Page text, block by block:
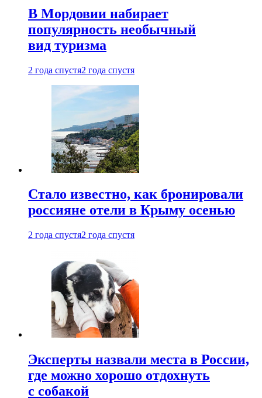
В Мордовии набирает
популярность необычный
вид туризма
2 года спустя2 года спустя
Стало известно, как бронировали
россияне отели в Крыму осенью
2 года спустя2 года спустя
Эксперты назвали места в России,
где можно хорошо отдохнуть
с собакой